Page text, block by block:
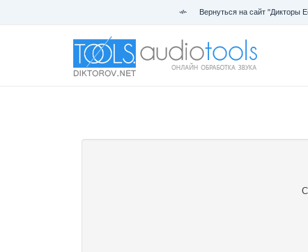
Вернуться на сайт "Дикторы